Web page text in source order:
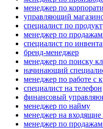
менеджер по
управляющий
специалист по
менеджер по
специалист по
бренд-менеджер
менеджер по поиску
начинающий
менеджер по работе с
специалист на телефон
финансовый
менеджер по найму
менеджер на входящие
менеджер по